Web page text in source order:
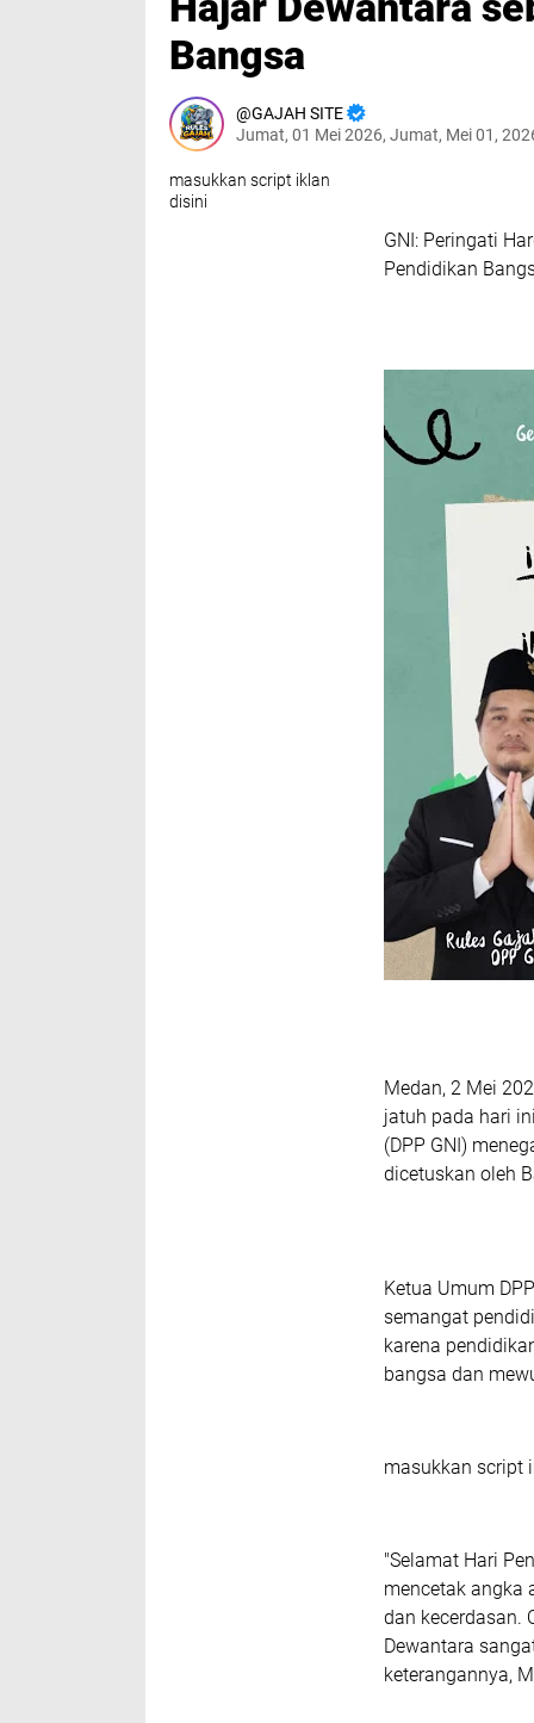
Bangsa
GAJAH SITE
Jumat, 01 Mei 2026, Jumat, Mei 01,
masukkan script iklan
disini
GNI: Peringati
Pendidikan
Medan, 2 Mei
jatuh pada hari
(DPP GNI)
dicetuskan oleh
Ketua Umum
semangat
karena
bangsa dan
masukkan script
"Selamat Hari
mencetak angka
dan kecerdasan.
Dewantara
keterangannya,